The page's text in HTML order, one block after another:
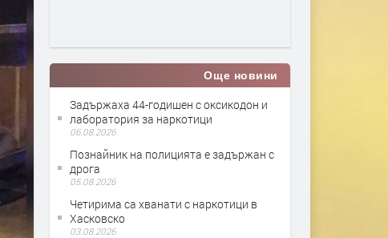
Още новини
Задържаха 44-годишен с оксикодон и
лаборатория за наркотици
06.08.2026
Познайник на полицията е задържан с
дрога
05.08.2026
Четирима са хванати с наркотици в
Хасковско
03.08.2026